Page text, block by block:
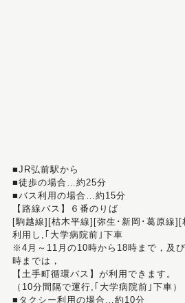
■JR弘前駅から
■徒歩の場合…約25分
■バス利用の場合…約15分
【路線バス】６番のりば
[駒越線][枯木平線][弥生･新岡･葛原線
利用し,｢大学病院前｣下車
※4月～11月の10時から18時まで，及
時までは，
【土手町循環バス】が利用できます。
（10分間隔で運行,｢大学病院前｣下車）
■タクシー利用の場合…約10分